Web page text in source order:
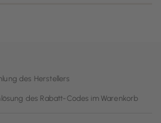
des Herstellers
des Rabatt-Codes im Warenkorb